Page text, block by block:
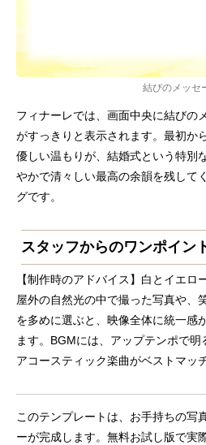
結びのメッセ
フィナーレでは、画面中央に結びの
がすっきりと表示されます。最初か
優しい温もりが、結婚式という特別
やかで清々しい最高の余韻を残して
グです。
スタッフからのワンポイン
【制作時のアドバイス】白とイエロ
屋外の自然光の中で撮った写真や、
を多めに選ぶと、映像全体に統一感
ます。BGMには、アップテンポで
アコースティック楽曲がベストマッ
このテンプレートは、お手持ちの写
ーが完成します。無料お試し版で実